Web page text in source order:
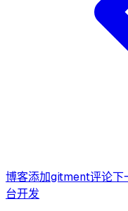
博客添加gitment评论下
台开发